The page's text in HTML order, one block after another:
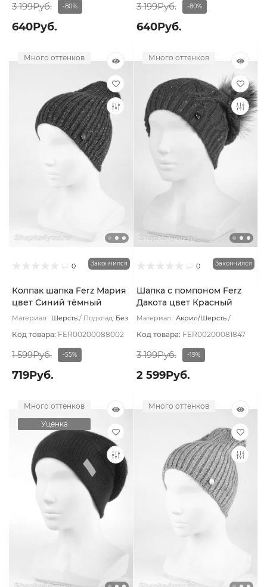
3 199Руб. -80%
640Руб.
3 199Руб. -80%
640Руб.
Много оттенков
0 Закончился
Колпак шапка Ferz Мария
цвет Синий тёмный
Материал : Шерсть Подклад: Без
Код товара: FER00200088002
1 599Руб. -55%
719Руб.
Много оттенков
0 Закончился
Шапка с помпоном Ferz
Дакота цвет Красный
Материал : Акрил/Шерсть
Код товара: FER00200081847
3 199Руб. -19%
2 599Руб.
Много оттенков
Уценка
Много оттенков